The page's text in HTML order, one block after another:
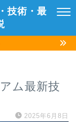
技術・最
ム最新技
2025年6月8日